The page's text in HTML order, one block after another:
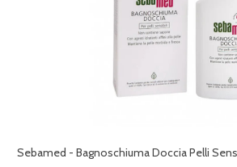
Sebamed - Bagnoschiuma Doccia Pelli